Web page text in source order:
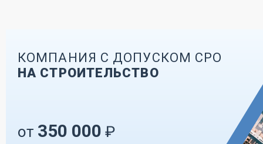
КОМПАНИЯ С ДОПУСКОМ СРО
НА СТРОИТЕЛЬСТВО
от 350 000 ₽